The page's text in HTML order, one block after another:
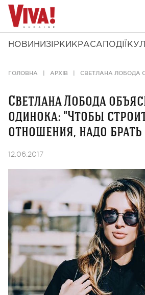
НОВИНИ ЗІРКИ КРАСА ПОДІЇ
ГОЛОВНА АРХІВ СВЕТЛАНА ЛОБОДА
Светлана Лобода
одинока: "Чтобы
отношения, надо брать
12.06.2017